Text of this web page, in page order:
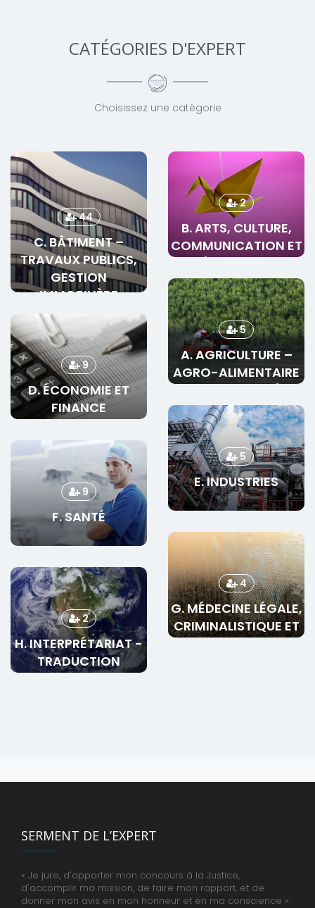
CATÉGORIES D'EXPERT
Choisissez une catégorie
44
C. BÂTIMENT –
TRAVAUX PUBLICS,
GESTION
IMMOBILIÈRE
2
B. ARTS, CULTURE,
COMMUNICATION ET
MÉDIAS SPORT
5
A. AGRICULTURE –
AGRO-ALIMENTAIRE
ANIMAUX – FORÊTS
9
D. ÉCONOMIE ET
FINANCE
5
E. INDUSTRIES
9
F. SANTÉ
4
G. MÉDECINE LÉGALE,
CRIMINALISTIQUE ET
SCIENCES
2
H. INTERPRÉTARIAT -
TRADUCTION
SERMENT DE L’EXPERT
« Je jure, d'apporter mon concours à la Justice,
d'accomplir ma mission, de faire mon rapport, et de
donner mon avis en mon honneur et en ma conscience ».